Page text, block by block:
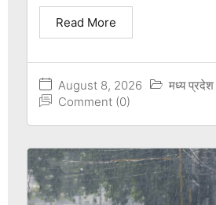
August 8, 2026
मध्य प्रदेश
Comment (0)
Read More